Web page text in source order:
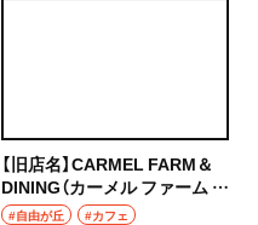
【旧店名】CARMEL FARM＆
DINING（カーメル ファーム ア
ンド ダイニング）
#自由が丘
#カフェ